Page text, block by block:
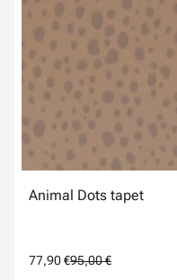
Animal Dots tapet
77,90 €95,00 €